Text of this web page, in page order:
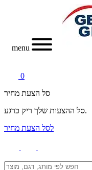
menu
0
סל הצעת מחיר
סל ההצעות שלך ריק כרגע.
לסל הצעת מחיר